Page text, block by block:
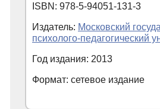
ISBN: 978-5-94051-131-3
Издатель: Московский
психолого-педагогический
Год издания: 2013
Формат: сетевое издание